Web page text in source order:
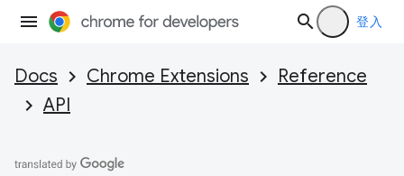
登入
Docs Chrome Extensions
Reference
API